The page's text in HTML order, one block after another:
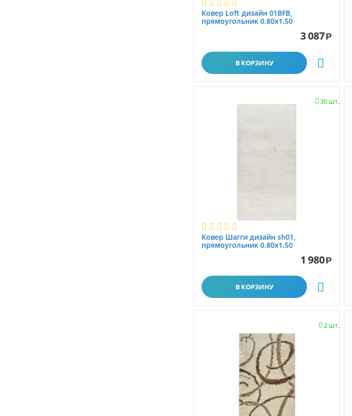
Ковер Loft дизайн 01BFB,
прямоугольник 0.80x1.50
3 087Р
В КОРЗИНУ 
30 шт.

Ковер Шагги дизайн sh01,
прямоугольник 0.80x1.50
1 980Р
В КОРЗИНУ 
2 шт.
